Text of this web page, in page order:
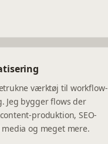
værktøj til workflow-
Jeg bygger flows der
produktion, SEO-
media og meget mere.